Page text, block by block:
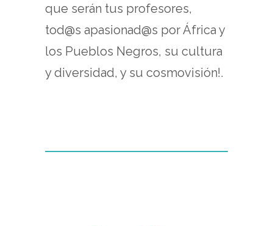
que serán tus profesores,
tod@s apasionad@s por África y
los Pueblos Negros, su cultura
y diversidad, y su cosmovisión!.